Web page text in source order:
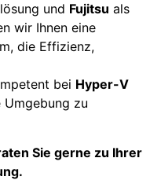
und Fujitsu als
wir Ihnen eine
die Effizienz,
bei Hyper-V
Umgebung zu
Sie gerne zu Ihrer